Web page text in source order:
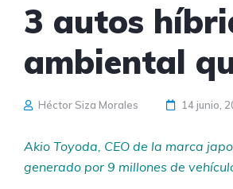
3 autos
ambiental
Héctor Siza Morales 14 junio,
Akio Toyoda, CEO de la marca
generado por 9 millones de